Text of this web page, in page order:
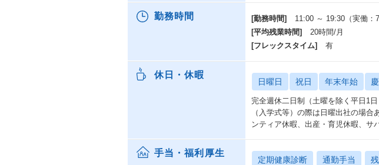
勤務時間 [勤務時間]
11:00 ～ 19:30（実働
[平均残業時間]
20時間/月
[フレックスタイム]
有
休日・休暇
日曜日 祝日 年末年始
完全週休二日制（土曜を除く平日1
（入学式等）の際は日曜出社の場
ンティア休暇、出産・育児休暇、サ
手当・福利厚生
定期健康診断 通勤手当